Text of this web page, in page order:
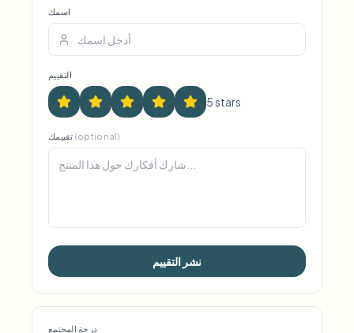
اسمك
التقييم
5stars
تقييمك (optional)
نشر التقييم
درجة المجتمع